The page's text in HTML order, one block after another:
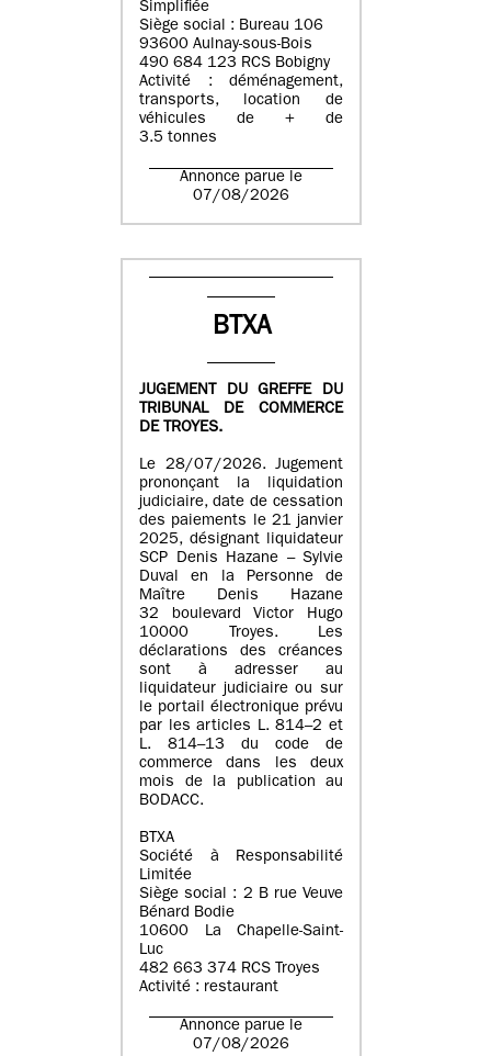
Simplifiée
Siège social : Bureau 106
93600 Aulnay-sous-Bois
490 684 123 RCS Bobigny
Activité : déménagement,
transports, location de
véhicules de + de
3.5 tonnes
Annonce parue le
07/08/2026
BTXA
JUGEMENT DU GREFFE DU
TRIBUNAL DE COMMERCE
DE TROYES.
Le 28/07/2026. Jugement
prononçant la liquidation
judiciaire, date de cessation
des paiements le 21 janvier
2025, désignant liquidateur
SCP Denis Hazane – Sylvie
Duval en la Personne de
Maître Denis Hazane
32 boulevard Victor Hugo
10000 Troyes. Les
déclarations des créances
sont à adresser au
liquidateur judiciaire ou sur
le portail électronique prévu
par les articles L. 814–2 et
L. 814–13 du code de
commerce dans les deux
mois de la publication au
BODACC.
BTXA
Société à Responsabilité
Limitée
Siège social : 2 B rue Veuve
Bénard Bodie
10600 La Chapelle-Saint-
Luc
482 663 374 RCS Troyes
Activité : restaurant
Annonce parue le
07/08/2026